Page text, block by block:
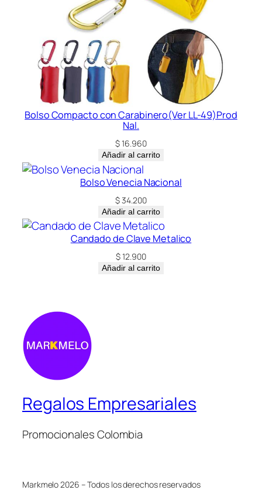
Bolso Compacto con Carabinero(Ver LL-49)Prod
Nal.
$16.960
Añadir al carrito
Bolso Venecia Nacional
$34.200
Añadir al carrito
Candado de Clave Metalico
$12.900
Añadir al carrito
Regalos Empresariales
Promocionales Colombia
Markmelo 2026 – Todos los derechos reservados